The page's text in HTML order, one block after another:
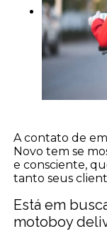
A contato de
Novo tem se
e consciente,
tanto seus
Está em
motoboy